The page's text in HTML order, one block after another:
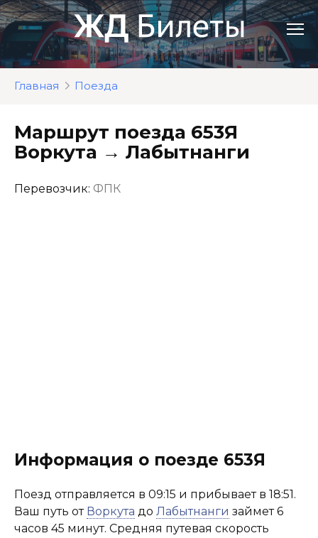
Перейти
к
контенту
Главная Поезда
Маршрут поезда 653Я
Воркута → Лабытнанги
Перевозчик: ФПК
Информация о поезде 653Я
Поезд отправляется в 09:15 и прибывает в 18:51.
Ваш путь от Воркута до Лабытнанги займет 6
часов 45 минут. Средняя путевая скорость